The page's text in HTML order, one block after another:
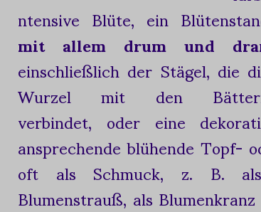
ntensive Blüte, ein
mit allem drum und
einschließlich der Stägel, die
Wurzel mit den
verbindet, oder eine
ansprechende blühende Topf-
oft als Schmuck, z. B.
Blumenstrauß, als